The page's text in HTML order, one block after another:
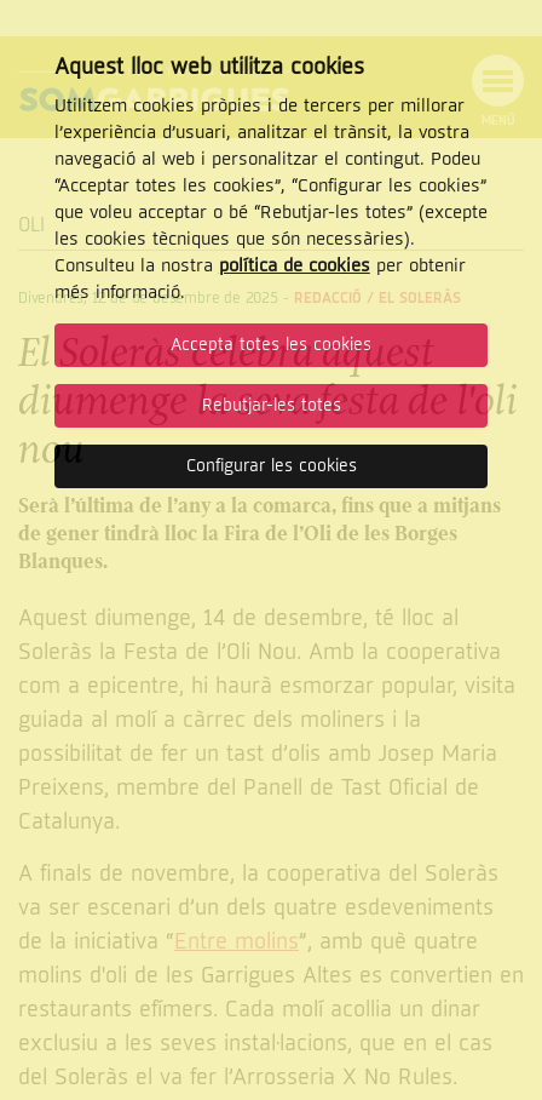
NAVEGACIÓ
MENÚ
Cercar
CERCAR
OLI
Divendres, 12 de de desembre de 2025 - REDACCIÓ / EL SOLERÀS
El Soleràs celebra aquest
diumenge la seva festa de l'oli
nou
Serà l’última de l’any a la comarca, fins que a mitjans
de gener tindrà lloc la Fira de l’Oli de les Borges
Blanques.
Aquest diumenge, 14 de desembre, té lloc al
Soleràs la Festa de l’Oli Nou. Amb la cooperativa
com a epicentre, hi haurà esmorzar popular, visita
guiada al molí a càrrec dels moliners i la
possibilitat de fer un tast d’olis amb Josep Maria
Preixens, membre del Panell de Tast Oficial de
Catalunya.
A finals de novembre, la cooperativa del Soleràs
va ser escenari d’un dels quatre esdeveniments
de la iniciativa “Entre molins”, amb què quatre
molins d'oli de les Garrigues Altes es convertien en
restaurants efímers. Cada molí acollia un dinar
exclusiu a les seves instal·lacions, que en el cas
del Soleràs el va fer l’Arrosseria X No Rules.
Aquest lloc web utilitza cookies
Utilitzem cookies pròpies i de tercers per millorar
l’experiència d’usuari, analitzar el trànsit, la vostra
navegació al web i personalitzar el contingut. Podeu
“Acceptar totes les cookies”, “Configurar les cookies”
que voleu acceptar o bé “Rebutjar-les totes” (excepte
les cookies tècniques que són necessàries).
Consulteu la nostra política de cookiesper obtenir
més informació.
Accepta totes les cookies
Rebutjar-les totes
Configurar les cookies